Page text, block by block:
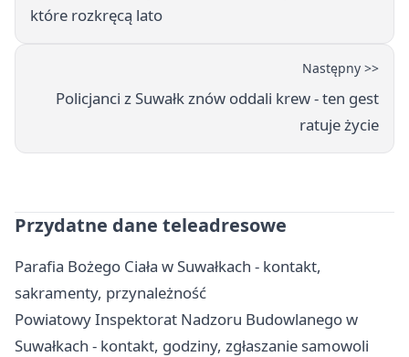
które rozkręcą lato
Następny >>
Policjanci z Suwałk znów oddali krew - ten gest
ratuje życie
Przydatne dane teleadresowe
Parafia Bożego Ciała w Suwałkach - kontakt,
sakramenty, przynależność
Powiatowy Inspektorat Nadzoru Budowlanego w
Suwałkach - kontakt, godziny, zgłaszanie samowoli